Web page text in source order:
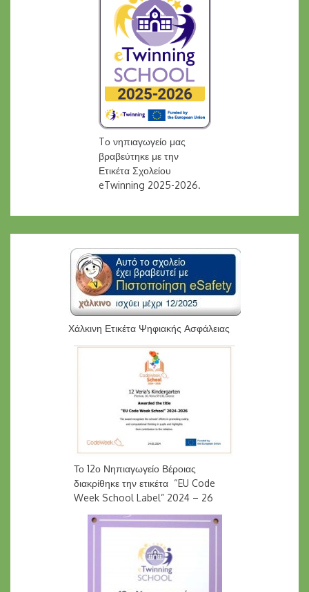
Tο νηπιαγωγείο μας
βραβεύτηκε με την
Ετικέτα Σχολείου
eTwinning 2025-2026.
Χάλκινη Ετικέτα Ψηφιακής Ασφάλειας
Το 12ο Νηπιαγωγείο Βέροιας
διακρίθηκε την ετικέτα “EU Code
Week School Label” 2024 – 26